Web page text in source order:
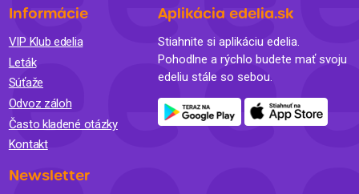
Informácie
VIP Klub edelia
Leták
Súťaže
Odvoz záloh
Často kladené otázky
Kontakt
Aplikácia edelia.sk
Stiahnite si aplikáciu edelia.
Pohodlne a rýchlo budete mať svoju
edeliu stále so sebou.
Newsletter